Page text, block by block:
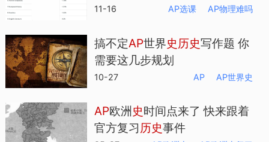
11-16 AP选课 AP物理难吗
搞不定AP世界史 历史写作题 你
需要这几步规划
10-27 AP AP世界史
AP欧洲史时间点来了 快来跟着
官方复习 历史事件